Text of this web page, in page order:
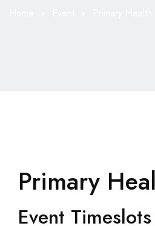
Primary
Event